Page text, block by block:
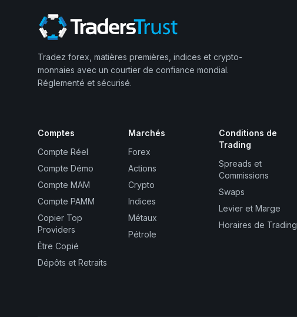
Tradez forex, matières premières, indices et crypto-
monnaies avec un courtier de confiance mondial.
Réglementé et sécurisé.
Comptes
Compte Réel
Compte Démo
Compte MAM
Compte PAMM
Copier Top
Providers
Être Copié
Dépôts et Retraits
Marchés
Forex
Actions
Crypto
Indices
Métaux
Pétrole
Conditions de
Trading
Spreads et
Commissions
Swaps
Levier et Marge
Horaires de Trading